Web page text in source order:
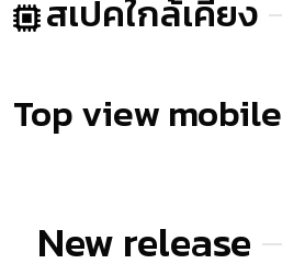
สเปคใกล้เคียง
Top view mobile
New release